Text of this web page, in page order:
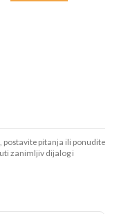
postavite pitanja ili ponudite
zanimljiv dijalog i